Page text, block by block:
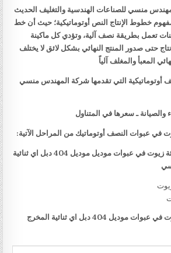
منسي للصناعات الهندسية والتغليف الحديث
خطوط الإنتاج النص أوتوماتيكية؛ حيث أن خط
تعمل بطريقة نصف آلية، وتؤدي كل ماكينة
حتى صدور المنتج النهائي بشكل لائق لا يختلف
المعبأ والمغلف آلياً
أوتوماتيكية التي تقدمها شركة المهندس منسي
والصيانة ـ سعرها في المتناول
في عبوات النصف أوتوماتيك من المراحل الآتية:
المرحلة الأولى: ماكينة تعبئة زيوت في عبوات موديل موديل 404 دبل اي ثنائية
مواصفات ماكينة تعبئة زيوت في عبوات موديل 404 دبل اي ثنائية المخرج